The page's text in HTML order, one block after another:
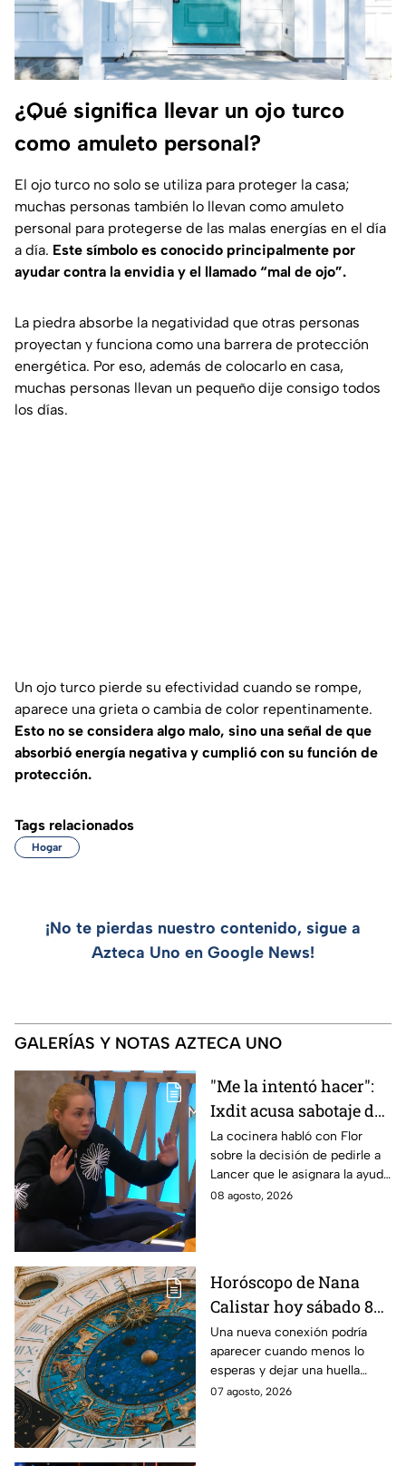
¿Qué significa llevar un ojo turco
como amuleto personal?
El ojo turco no solo se utiliza para proteger la casa;
muchas personas también lo llevan como amuleto
personal para protegerse de las malas energías en el día
a día. Este símbolo es conocido principalmente por
ayudar contra la envidia y el llamado “mal de ojo”.
La piedra absorbe la negatividad que otras personas
proyectan y funciona como una barrera de protección
energética. Por eso, además de colocarlo en casa,
muchas personas llevan un pequeño dije consigo todos
los días.
Un ojo turco pierde su efectividad cuando se rompe,
aparece una grieta o cambia de color repentinamente.
Esto no se considera algo malo, sino una señal de que
absorbió energía negativa y cumplió con su función de
protección.
Tags relacionados
Hogar
¡No te pierdas nuestro contenido, sigue a
Azteca Uno en Google News!
GALERÍAS Y NOTAS AZTECA UNO
"Me la intentó hacer":
Ixdit acusa sabotaje de
Ramahá en la pasada
gala de salvación de
MasterChef 24/7
La cocinera habló con Flor
sobre la decisión de pedirle a
Lancer que le asignara la ayuda
de Ramahá y no la de Daniela
08 agosto, 2026
Horóscopo de Nana
Calistar hoy sábado 8
de agosto del 2026 para
cada signo; una
conexión inesperada
podría transformar tus
Una nueva conexión podría
aparecer cuando menos lo
esperas y dejar una huella
importante.
07 agosto, 2026